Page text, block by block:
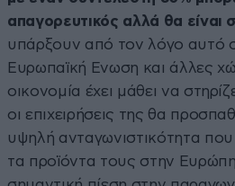
απαγορευτικός αλλά θα είναι
υπάρξουν από τον λόγο αυτό
Ευρωπαϊκή Ενωση και άλλες
οικονομία έχει μάθει να
οι επιχειρήσεις της θα
υψηλή ανταγωνιστικότητα
τα προϊόντα τους στην